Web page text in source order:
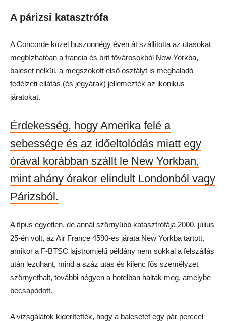
A párizsi katasztrófa
A Concorde közel huszonnégy éven át szállította az utasokat
megbízhatóan a francia és brit fővárosokból New Yorkba,
baleset nélkül, a megszokott első osztályt is meghaladó
fedélzeti ellátás (és jegyárak) jellemezték az ikonikus
járatokat.
Érdekesség, hogy Amerika felé a
sebessége és az időeltolódás miatt egy
órával korábban szállt le New Yorkban,
mint ahány órakor elindult Londonból vagy
Párizsból.
A típus egyetlen, de annál szörnyűbb katasztrófája 2000. július
25-én volt, az Air France 4590-es járata New Yorkba tartott,
amikor a F-BTSC lajstromjelű példány nem sokkal a felszállás
után lezuhant, mind a száz utas és kilenc fős személyzet
szörnyethalt, további négyen a hotelban haltak meg, amelybe
becsapódott.
A vizsgálatok kiderítették, hogy a balesetet egy pár perccel